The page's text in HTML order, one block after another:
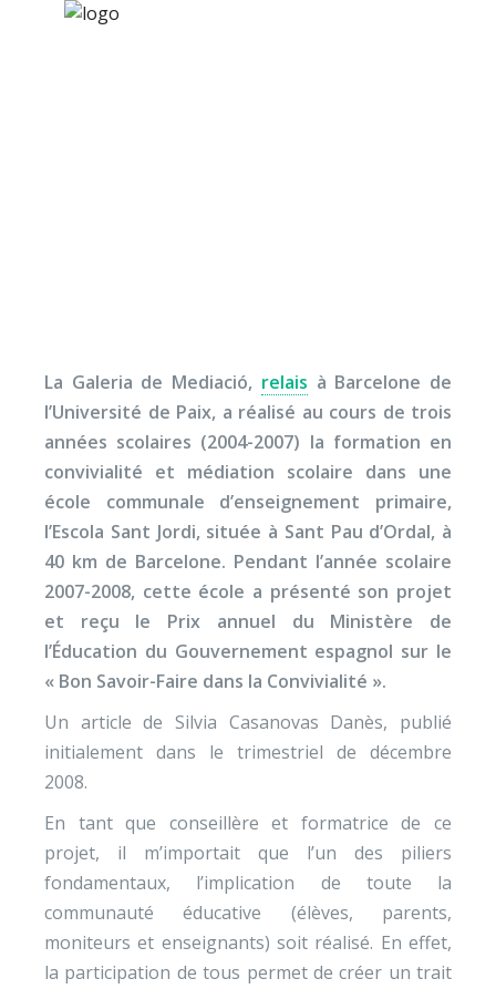
La Galeria de Mediació, relais à Barcelone de
l’Université de Paix, a réalisé au cours de trois
années scolaires (2004-2007) la formation en
convivialité et médiation scolaire dans une
école communale d’enseignement primaire,
l’Escola Sant Jordi, située à Sant Pau d’Ordal, à
40 km de Barcelone. Pendant l’année scolaire
2007-2008, cette école a présenté son projet
et reçu le Prix annuel du Ministère de
l’Éducation du Gouvernement espagnol sur le
« Bon Savoir-Faire dans la Convivialité ».
Un article de Silvia Casanovas Danès, publié
initialement dans le trimestriel de décembre
2008.
En tant que conseillère et formatrice de ce
projet, il m’importait que l’un des piliers
fondamentaux, l’implication de toute la
communauté éducative (élèves, parents,
moniteurs et enseignants) soit réalisé. En effet,
la participation de tous permet de créer un trait